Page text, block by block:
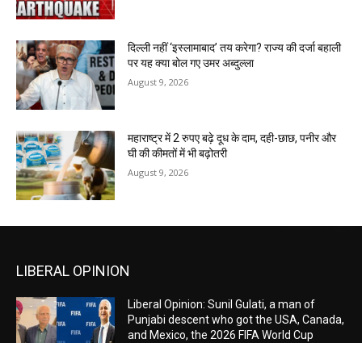
दिल्ली नहीं ‘इस्लामाबाद’ तय करेगा? राज्य की दर्जा बहाली
पर यह क्या बोल गए उमर अब्दुल्ला
August 9, 2026
महाराष्ट्र में 2 रुपए बढ़े दूध के दाम, दही-छाछ, पनीर और
घी की कीमतों में भी बढ़ोतरी
August 9, 2026
LIBERAL OPINION
Liberal Opinion: Sunil Gulati, a man of
Punjabi descent who got the USA, Canada,
and Mexico, the 2026 FIFA World Cup